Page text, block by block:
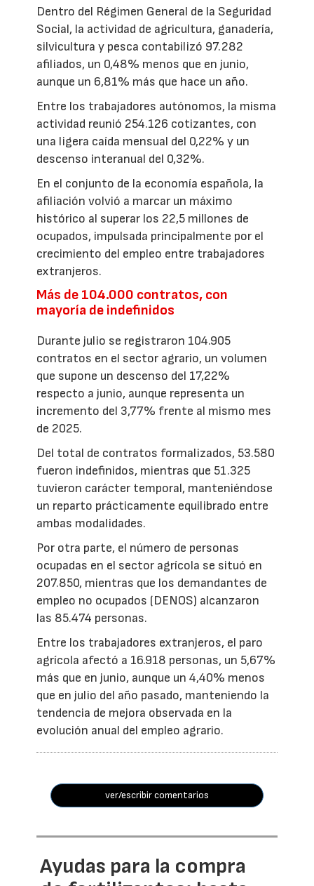
Dentro del Régimen General de la Seguridad
Social, la actividad de agricultura, ganadería,
silvicultura y pesca contabilizó 97.282
afiliados, un 0,48% menos que en junio,
aunque un 6,81% más que hace un año.
Entre los trabajadores autónomos, la misma
actividad reunió 254.126 cotizantes, con
una ligera caída mensual del 0,22% y un
descenso interanual del 0,32%.
En el conjunto de la economía española, la
afiliación volvió a marcar un máximo
histórico al superar los 22,5 millones de
ocupados, impulsada principalmente por el
crecimiento del empleo entre trabajadores
extranjeros.
Más de 104.000 contratos, con
mayoría de indefinidos
Durante julio se registraron 104.905
contratos en el sector agrario, un volumen
que supone un descenso del 17,22%
respecto a junio, aunque representa un
incremento del 3,77% frente al mismo mes
de 2025.
Del total de contratos formalizados, 53.580
fueron indefinidos, mientras que 51.325
tuvieron carácter temporal, manteniéndose
un reparto prácticamente equilibrado entre
ambas modalidades.
Por otra parte, el número de personas
ocupadas en el sector agrícola se situó en
207.850, mientras que los demandantes de
empleo no ocupados (DENOS) alcanzaron
las 85.474 personas.
Entre los trabajadores extranjeros, el paro
agrícola afectó a 16.918 personas, un 5,67%
más que en junio, aunque un 4,40% menos
que en julio del año pasado, manteniendo la
tendencia de mejora observada en la
evolución anual del empleo agrario.
ver/escribir comentarios
Ayudas para la compra